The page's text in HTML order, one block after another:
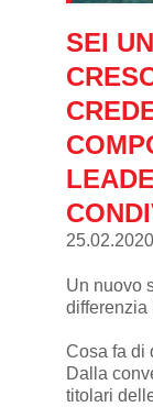
SEI
25.02.2020
Un nuovo
differenzia
Cosa fa di
Dalla
titolari